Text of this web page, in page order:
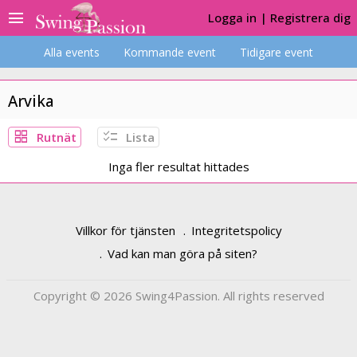
Logga in | Registrera dig
menu
Alla events Kommande event Tidigare event
Arvika
grid_view Rutnät checklist Lista
Inga fler resultat hittades
Villkor för tjänsten
Integritetspolicy
Vad kan man göra på siten?
Copyright © 2026 Swing4Passion. All rights reserved